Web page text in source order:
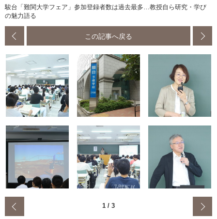
駿台「難関大学フェア」参加登録者数は過去最多…教授自ら研究・学び
の魅力語る
この記事へ戻る
1 / 3